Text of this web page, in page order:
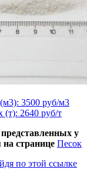
3500 руб/м3
(т): 2640 руб/т
у
странице Песок
по этой ссылке